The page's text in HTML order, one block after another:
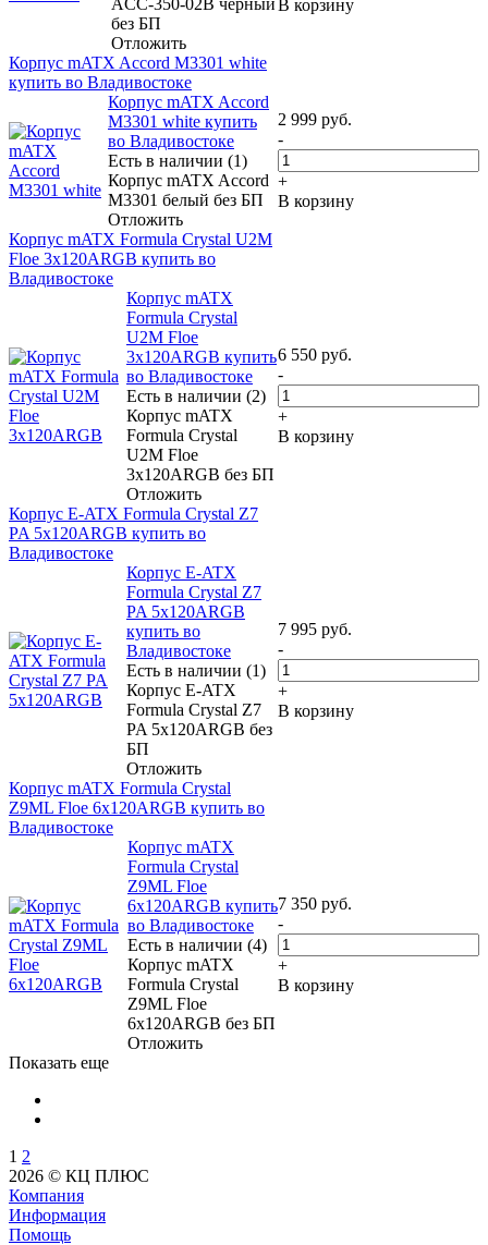
без БП
Отложить
В корзину
Корпус mATX Accord M3301 white
купить во Владивостоке
Корпус mATX Accord
M3301 white купить
во Владивостоке
Есть в наличии (1)
Корпус mATX Accord
M3301 белый без БП
Отложить
2 999 руб.
-
+
В корзину
Корпус mATX Formula Crystal U2M
Floe 3x120ARGB купить во
Владивостоке
Корпус mATX
Formula Crystal
U2M Floe
3x120ARGB купить
во Владивостоке
Есть в наличии (2)
Корпус mATX
Formula Crystal
U2M Floe
3x120ARGB без БП
Отложить
6 550 руб.
-
+
В корзину
Корпус E-ATX Formula Crystal Z7
PA 5x120ARGB купить во
Владивостоке
Корпус E-ATX
Formula Crystal Z7
PA 5x120ARGB
купить во
Владивостоке
Есть в наличии (1)
Корпус E-ATX
Formula Crystal Z7
PA 5x120ARGB без
БП
Отложить
7 995 руб.
-
+
В корзину
Корпус mATX Formula Crystal
Z9ML Floe 6x120ARGB купить во
Владивостоке
Корпус mATX
Formula Crystal
Z9ML Floe
6x120ARGB купить
во Владивостоке
Есть в наличии (4)
Корпус mATX
Formula Crystal
Z9ML Floe
6x120ARGB без БП
Отложить
7 350 руб.
-
+
В корзину
Показать еще
1 2
2026 © КЦ ПЛЮС
Компания
Информация
Помощь